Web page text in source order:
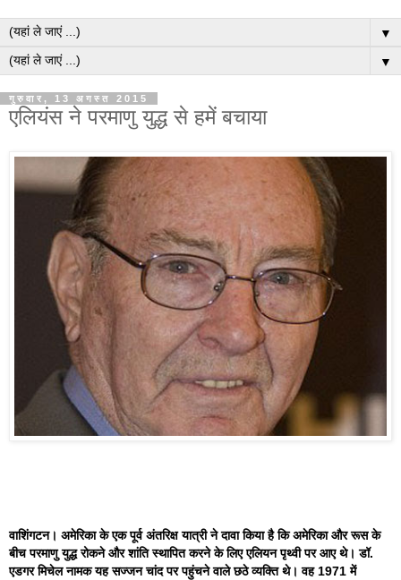
▼
▼
गुरुवार, 13 अगस्त 2015
एलियंस ने परमाणु युद्ध से हमें बचाया
वाशिंगटन। अमेरिका के एक पूर्व अंतरिक्ष यात्री ने दावा किया है कि अमेरिका और रूस के
बीच परमाणु युद्ध रोकने और शांति स्थापित करने के लिए एलियन पृथ्वी पर आए थे। डॉ.
एडगर मिचेल नामक यह सज्जन चांद पर पहुंचने वाले छठे व्यक्ति थे। वह 1971 में